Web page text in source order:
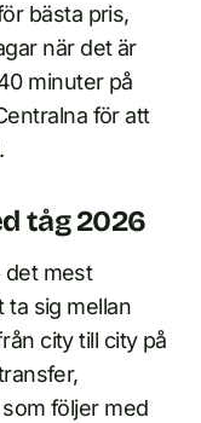
bästa pris,
när det är
minuter på
för att
tåg 2026
det mest
ta sig mellan
city till city på
följer med